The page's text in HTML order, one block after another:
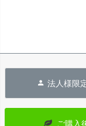
法人様限
ご購入